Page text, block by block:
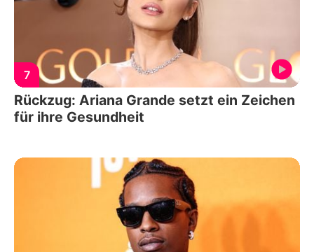
7
Rückzug: Ariana Grande setzt ein Zeichen
für ihre Gesundheit